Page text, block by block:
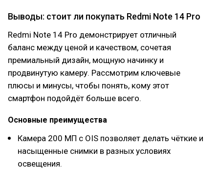
Выводы: стоит ли покупать Redmi Note 14 Pro
Redmi Note 14 Pro демонстрирует отличный
баланс между ценой и качеством, сочетая
премиальный дизайн, мощную начинку и
продвинутую камеру. Рассмотрим ключевые
плюсы и минусы, чтобы понять, кому этот
смартфон подойдёт больше всего.
Основные преимущества
Камера 200 МП с OIS позволяет делать чёткие и
насыщенные снимки в разных условиях
освещения.